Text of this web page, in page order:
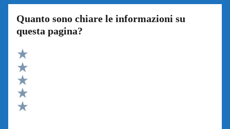
Quanto sono chiare le informazioni su
questa pagina?
Valuta 5 stelle su 5
Valuta 4 stelle su 5
Valuta 3 stelle su 5
Valuta 2 stelle su 5